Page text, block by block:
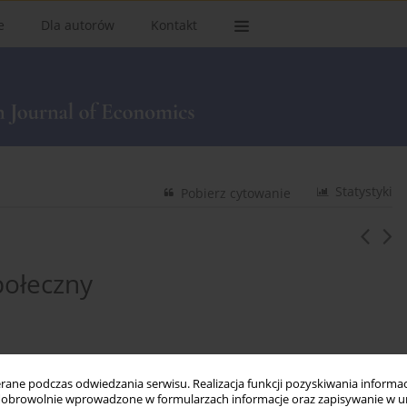
podczas odwiedzania serwisu. Realizacja funkcji pozyskiwania
wprowadzone w formularzach informacje oraz zapisywanie w
Dla autorów Kontakt
Statystyki
Pobierz cytowanie